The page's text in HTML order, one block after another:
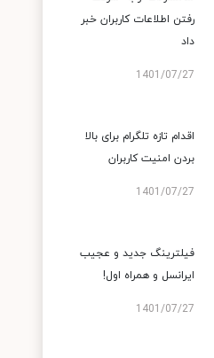
رفتن اطلاعات کاربران خبر
داد
1401/07/27
اقدام تازه تلگرام برای بالا
بردن امنیت کاربران
1401/07/27
فیلترینگ جدید و عجیب
ایرانسل و همراه اول!
1401/07/27